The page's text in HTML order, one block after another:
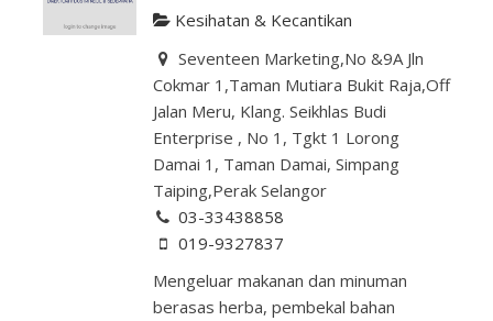
Kesihatan & Kecantikan
Seventeen Marketing,No &9A Jln
Cokmar 1,Taman Mutiara Bukit Raja,Off
Jalan Meru, Klang. Seikhlas Budi
Enterprise , No 1, Tgkt 1 Lorong
Damai 1, Taman Damai, Simpang
Taiping,Perak Selangor
03-33438858
019-9327837
Mengeluar makanan dan minuman
berasas herba, pembekal bahan